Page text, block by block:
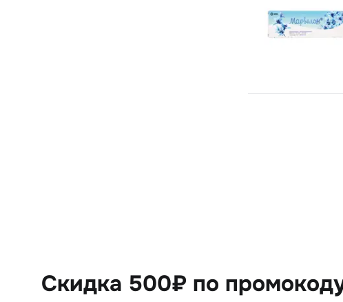
Скидка 500₽ по